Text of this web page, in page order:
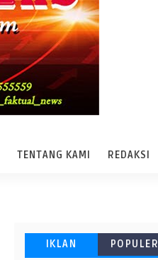
TENTANG KAMI REDAKSI
IKLAN POPULER